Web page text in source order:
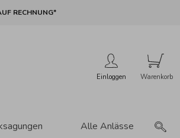
RECHNUNG*
Einloggen
Alle Anlässe